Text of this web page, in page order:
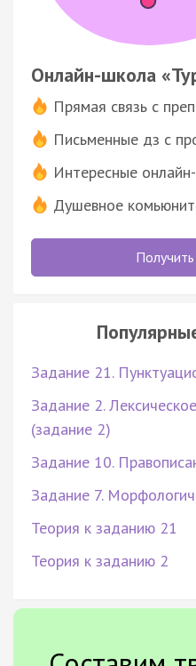
Онлайн-школа
Прямая связь с
Письменные дз с
Интересные
Душевное
Задание 21.
Задание 2.
(задание 2)
Задание 10.
Задание 7.
Теория к заданию 21
Теория к заданию 2